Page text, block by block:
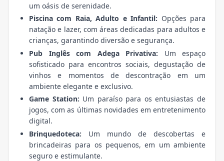
um oásis de serenidade.
Piscina com Raia, Adulto e Infantil: Opções para
natação e lazer, com áreas dedicadas para adultos e
crianças, garantindo diversão e segurança.
Pub Inglês com Adega Privativa: Um espaço
sofisticado para encontros sociais, degustação de
vinhos e momentos de descontração em um
ambiente elegante e exclusivo.
Game Station: Um paraíso para os entusiastas de
jogos, com as últimas novidades em entretenimento
digital.
Brinquedoteca: Um mundo de descobertas e
brincadeiras para os pequenos, em um ambiente
seguro e estimulante.